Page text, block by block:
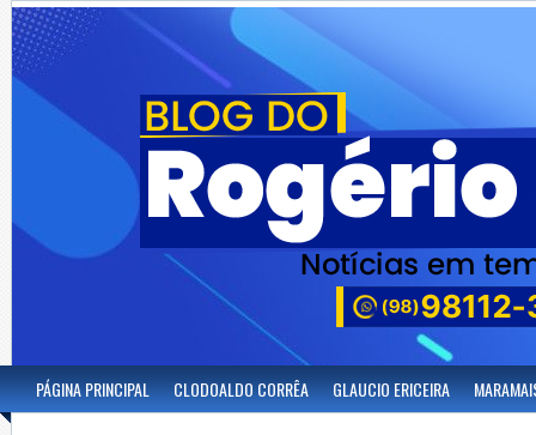
PÁGINA PRINCIPAL CLODOALDO CORRÊA GLAUCIO ERICEIRA